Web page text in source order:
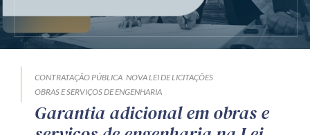
CONTRATAÇÃO PÚBLICA NOVA LEI DE LICITAÇÕES
OBRAS E SERVIÇOS DE ENGENHARIA
Garantia adicional em obras e